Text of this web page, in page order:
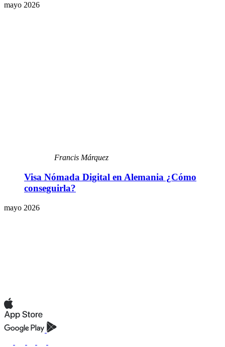
mayo 2026
Francis Márquez
Visa Nómada Digital en Alemania ¿Cómo
conseguirla?
mayo 2026